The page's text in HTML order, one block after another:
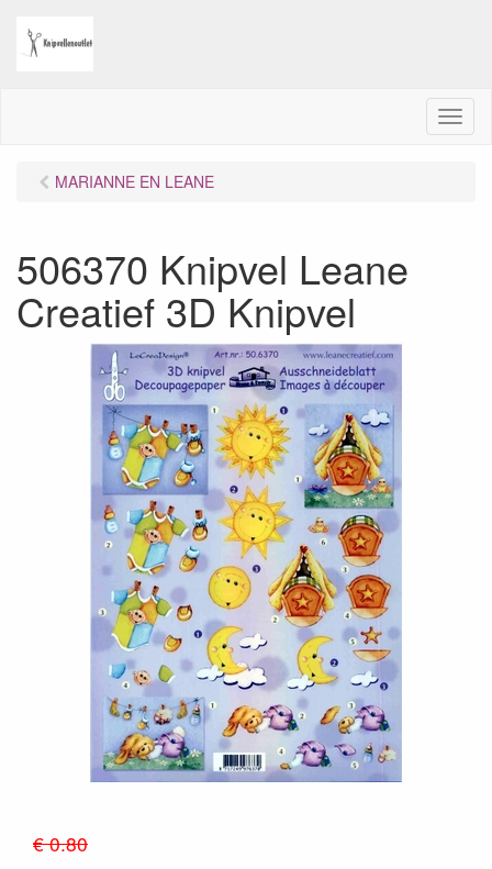
M
e
MARIANNE EN LEANE
506370 Knipvel Leane
Creatief 3D Knipvel
€ 0.80